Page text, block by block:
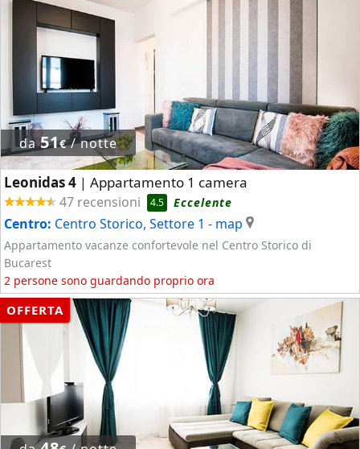
da51€/ notte
Leonidas 4 | Appartamento 1 camera
47 recensioni 4.5 Eccelente
Centro: Centro Storico, Settore 1 - map
Appartamento vacanze confortevole nel Centro Storico di
Bucarest
2 persone sono guardando proprio ora
OFFERTA